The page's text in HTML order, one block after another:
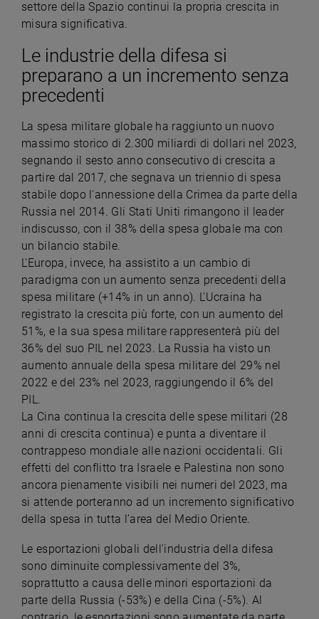
settore della Spazio continui la propria crescita in
misura significativa.
Le industrie della difesa si
preparano a un incremento senza
precedenti
La spesa militare globale ha raggiunto un nuovo
massimo storico di 2.300 miliardi di dollari nel 2023,
segnando il sesto anno consecutivo di crescita a
partire dal 2017, che segnava un triennio di spesa
stabile dopo l'annessione della Crimea da parte della
Russia nel 2014. Gli Stati Uniti rimangono il leader
indiscusso, con il 38% della spesa globale ma con
un bilancio stabile.
L'Europa, invece, ha assistito a un cambio di
paradigma con un aumento senza precedenti della
spesa militare (+14% in un anno). L'Ucraina ha
registrato la crescita più forte, con un aumento del
51%, e la sua spesa militare rappresenterà più del
36% del suo PIL nel 2023. La Russia ha visto un
aumento annuale della spesa militare del 29% nel
2022 e del 23% nel 2023, raggiungendo il 6% del
PIL.
La Cina continua la crescita delle spese militari (28
anni di crescita continua) e punta a diventare il
contrappeso mondiale alle nazioni occidentali. Gli
effetti del conflitto tra Israele e Palestina non sono
ancora pienamente visibili nei numeri del 2023, ma
si attende porteranno ad un incremento significativo
della spesa in tutta l’area del Medio Oriente.
Le esportazioni globali dell'industria della difesa
sono diminuite complessivamente del 3%,
soprattutto a causa delle minori esportazioni da
parte della Russia (-53%) e della Cina (-5%). Al